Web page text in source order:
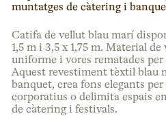
muntatges de càtering i
Catifa de vellut blau marí
1,5 m i 3,5 x 1,75 m. Material
uniforme i vores rematades
Aquest revestiment tèxtil blau
banquet, crea fons elegants
corporatius o delimita espais
de càtering i festivals.